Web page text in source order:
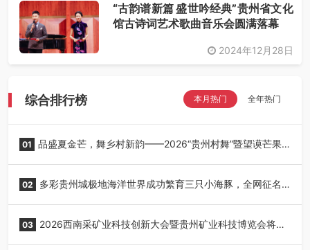
“古韵谱新篇 盛世吟经典”贵州省文化
馆古诗词艺术歌曲音乐会圆满落幕
2024年12月28日
综合排行榜 本月热门 全年热门
01 品盛夏金芒，舞乡村新韵——2026“贵州村舞”暨望谟芒果
02 多彩贵州城极地海洋世界成功繁育三只小海豚，全网征名
03 2026西南采矿业科技创新大会暨贵州矿业科技博览会将在